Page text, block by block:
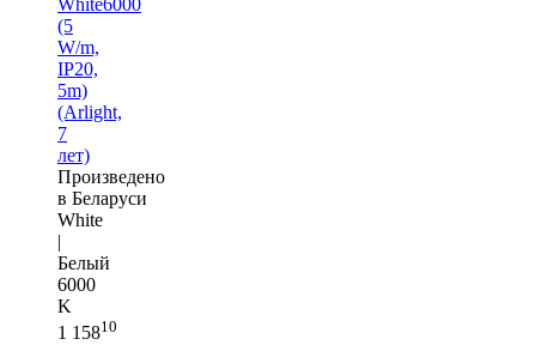
(5
W/m,
IP20,
5m)
(Arlight,
7
лет)
Произведено
в Беларуси
White
|
Белый
6000
K
1 15810